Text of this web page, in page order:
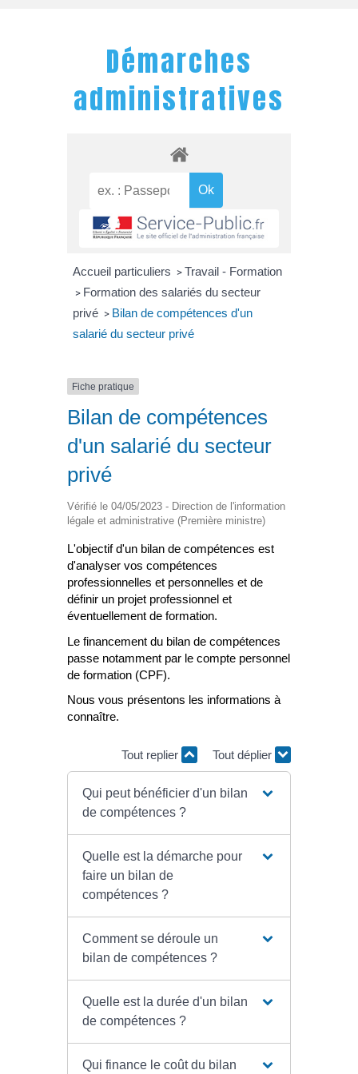
Démarches
administratives
Accueil particuliers > Travail - Formation
> Formation des salariés du secteur
privé > Bilan de compétences d'un
salarié du secteur privé
Fiche pratique
Bilan de compétences
d'un salarié du secteur
privé
Vérifié le 04/05/2023 - Direction de l'information
légale et administrative (Première ministre)
L'objectif d'un bilan de compétences est
d'analyser vos compétences
professionnelles et personnelles et de
définir un projet professionnel et
éventuellement de formation.
Le financement du bilan de compétences
passe notamment par le compte personnel
de formation (CPF).
Nous vous présentons les informations à
connaître.
Tout replier Tout déplier
Qui peut bénéficier d'un bilan
de compétences ?
Quelle est la démarche pour
faire un bilan de
compétences ?
Comment se déroule un
bilan de compétences ?
Quelle est la durée d'un bilan
de compétences ?
Qui finance le coût du bilan